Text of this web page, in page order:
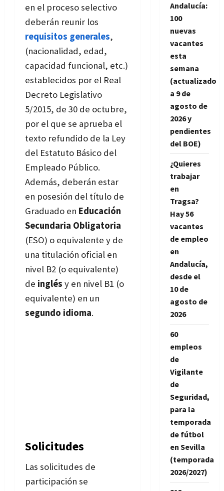
en el proceso selectivo
deberán reunir los
requisitos generales,
(nacionalidad, edad,
capacidad funcional, etc.)
establecidos por el Real
Decreto Legislativo
5/2015, de 30 de octubre,
por el que se aprueba el
texto refundido de la Ley
del Estatuto Básico del
Empleado Público.
Además, deberán estar
en posesión del título de
Graduado en Educación
Secundaria Obligatoria
(ESO) o equivalente y de
una titulación oficial en
nivel B2 (o equivalente)
de inglés y en nivel B1 (o
equivalente) en un
segundo idioma.
Solicitudes
Las solicitudes de
participación se
Andalucía:
100
nuevas
vacantes
esta
semana
(actualizado
a 9 de
agosto de
2026 y
pendientes
del BOE)
¿Quieres
trabajar
en
Tragsa?
Hay 56
vacantes
de empleo
en
Andalucía,
desde el
10 de
agosto de
2026
60
empleos
de
Vigilante
de
Seguridad,
para la
temporada
de fútbol
en Sevilla
(temporada
2026/2027)